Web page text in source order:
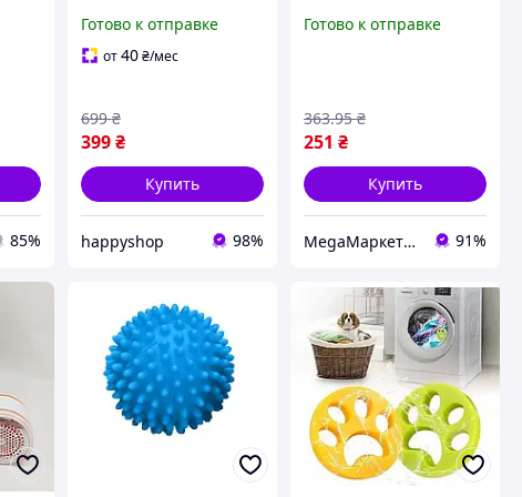
85%
удобная машинка для
удаления катышек
Готово к отправке
от40 ₴/мес
399 ₴
699 ₴
Купить
happyshop 98%
для чистки одежды и
Готово к отправке
251 ₴
363.95 ₴
Купить
MegaМаркетUA — ваш заказ уже в пути 🚚📦✨ 91%